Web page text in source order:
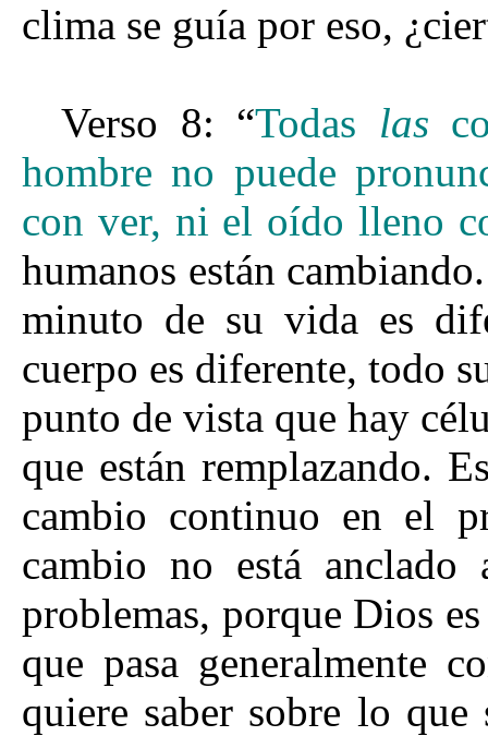
clima se guía por eso,
Verso 8: “Todas las
hombre no puede
con ver, ni el oído lleno
humanos están
minuto de su vida es
cuerpo es diferente, todo
punto de vista que hay
que están remplazando.
cambio continuo en el
cambio no está
problemas, porque Dios
que pasa generalmente
quiere saber sobre lo que